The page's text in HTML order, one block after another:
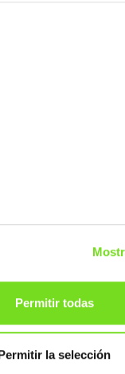
Permitir todas
la selección
Industry 2021